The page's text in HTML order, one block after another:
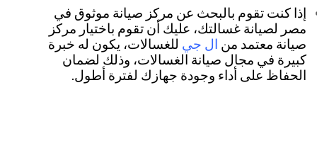
إذا كنت تقوم بالبحث عن مركز صيانة موثوق في
مصر لصيانة غسالتك، عليك أن تقوم باختيار مركز
صيانة معتمد من ال جي للغسالات، يكون له خبرة
كبيرة في مجال صيانة الغسالات، وذلك لضمان
الحفاظ على أداء وجودة جهازك لفترة أطول.